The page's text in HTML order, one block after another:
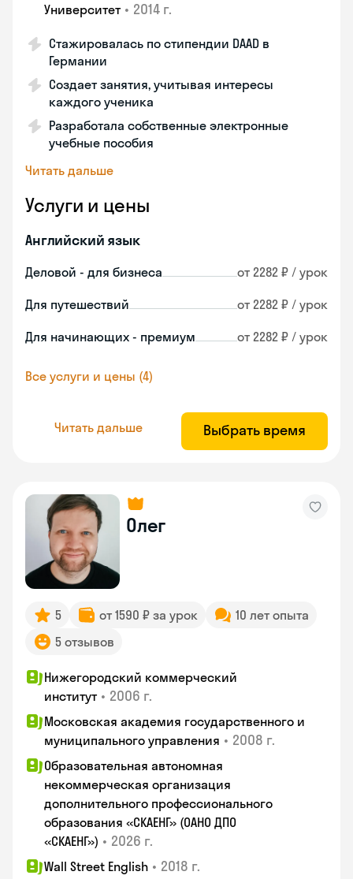
Университет • 2014 г.
Стажировалась по стипендии DAAD в
Германии
Создает занятия, учитывая интересы
каждого ученика
Разработала собственные электронные
учебные пособия
Читать дальше
Услуги и цены
Английский язык
Деловой - для бизнеса от 2282 ₽ / урок
Для путешествий от 2282 ₽ / урок
Для начинающих - премиум от 2282 ₽ / урок
Все услуги и цены (4)
Читать дальше Выбрать время
Олег
5 от 1590 ₽ за урок
10 лет опыта
5 отзывов
Нижегородский коммерческий
институт • 2006 г.
Московская академия государственного и
муниципального управления • 2008 г.
Образовательная автономная
некоммерческая организация
дополнительного профессионального
образования «СКАЕНГ» (ОАНО ДПО
«СКАЕНГ») • 2026 г.
Wall Street English • 2018 г.